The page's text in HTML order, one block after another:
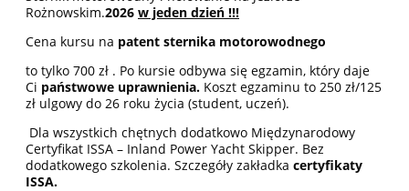
Rożnowskim.2026 w jeden dzień !!!
Cena kursu na patent sternika motorowodnego
to tylko 700 zł . Po kursie odbywa się egzamin, który daje
Ci państwowe uprawnienia. Koszt egzaminu to 250 zł/125
zł ulgowy do 26 roku życia (student, uczeń).
Dla wszystkich chętnych dodatkowo Międzynarodowy
Certyfikat ISSA – Inland Power Yacht Skipper. Bez
dodatkowego szkolenia. Szczegóły zakładka certyfikaty
ISSA.